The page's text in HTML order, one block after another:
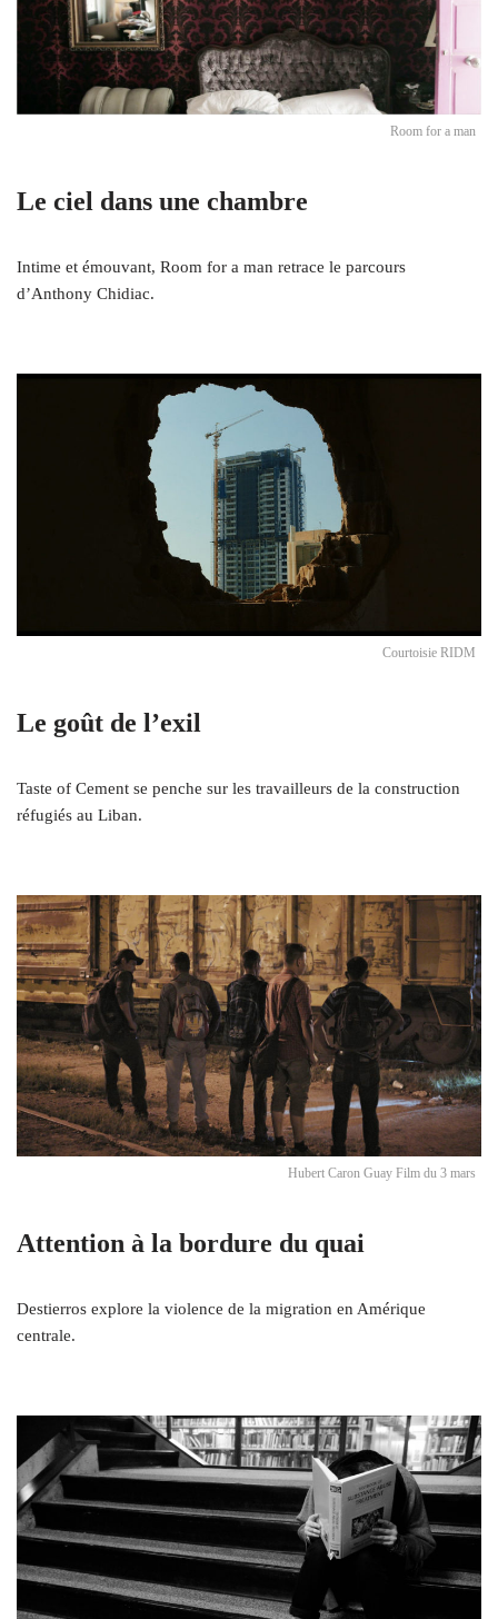
Room for a man
Le ciel dans une chambre
Intime et émouvant, Room for a man retrace le parcours
d’Anthony Chidiac.
Courtoisie RIDM
Le goût de l’exil
Taste of Cement se penche sur les travailleurs de la construction
réfugiés au Liban.
Hubert Caron Guay Film du 3 mars
Attention à la bordure du quai
Destierros explore la violence de la migration en Amérique
centrale.